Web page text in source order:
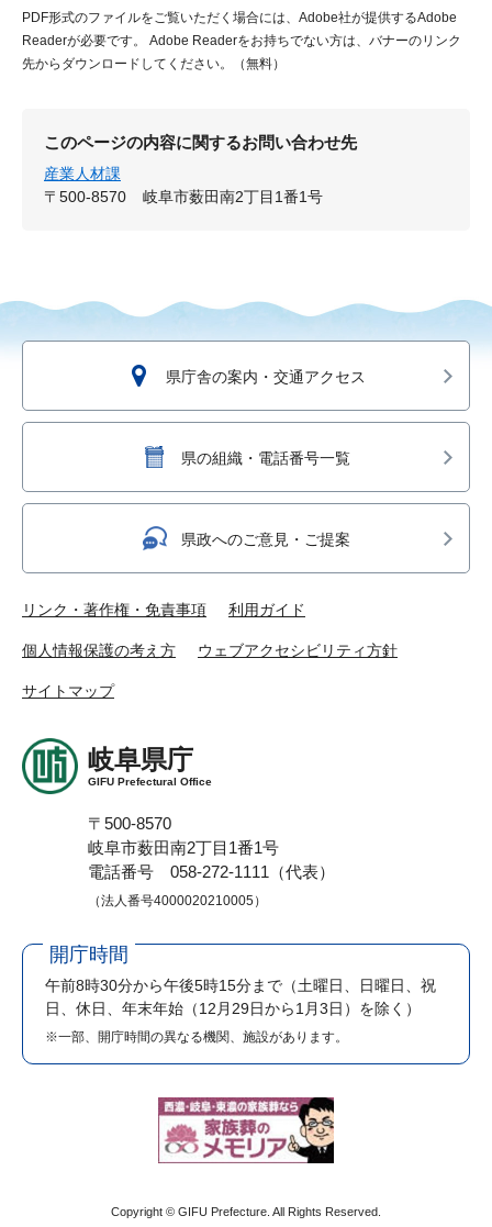
PDF形式のファイルをご覧いただく場合には、Adobe社が提供するAdobe
Readerが必要です。
Adobe Readerをお持ちでない方は、バナーのリンク
先からダウンロードしてください。（無料）
このページの内容に関するお問い合わせ先
産業人材課
〒500-8570
岐阜市薮田南2丁目1番1号
県庁舎の案内・交通アクセス
県の組織・電話番号一覧
県政へのご意見・ご提案
リンク・著作権・免責事項 利用ガイド
個人情報保護の考え方 ウェブアクセシビリティ方針
サイトマップ
岐阜県庁
GIFU Prefectural Office
〒500-8570
岐阜市薮田南2丁目1番1号
電話番号 058-272-1111（代表）
（法人番号4000020210005）
開庁時間
午前8時30分から午後5時15分まで （土曜日、日曜日、祝
日、休日、年末年始（12月29日から1月3日）を除く）
※一部、開庁時間の異なる機関、施設があります。
Copyright © GIFU Prefecture. All Rights Reserved.